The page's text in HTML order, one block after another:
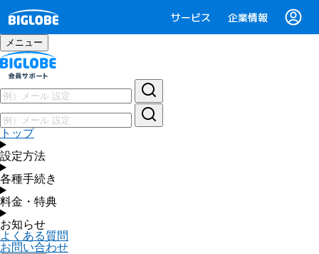
サービス 企業情報
メニュー
トップ
設定方法
各種手続き
料金・特典
お知らせ
よくある質問
お問い合わせ